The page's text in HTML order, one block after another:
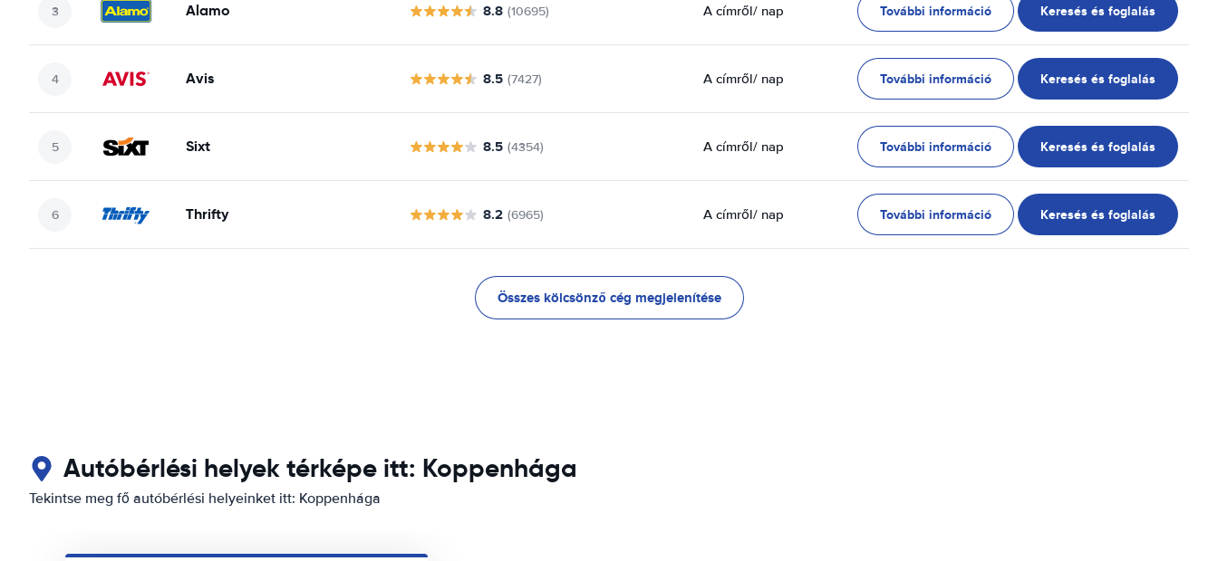
Alamo 8.8 (10695) A címről/ nap További információ Keresés és foglalás
Avis 8.5 (7427) A címről/ nap További információ Keresés és foglalás
Sixt 8.5 (4354) A címről/ nap További információ Keresés és foglalás
Thrifty 8.2 (6965) A címről/ nap További információ Keresés és foglalás
Összes kölcsönző cég megjelenítése
Autóbérlési helyek térképe itt: Koppenhága
Tekintse meg fő autóbérlési helyeinket itt: Koppenhága